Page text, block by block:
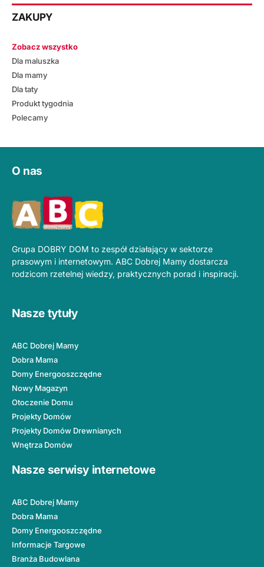
ZAKUPY
Zobacz wszystko
Dla maluszka
Dla mamy
Dla taty
Produkt tygodnia
Polecamy
O nas
Grupa DOBRY DOM to zespół działający w sektorze
prasowym i internetowym. ABC Dobrej Mamy dostarcza
rodzicom rzetelnej wiedzy, praktycznych porad i inspiracji.
Nasze tytuły
ABC Dobrej Mamy
Dobra Mama
Domy Energooszczędne
Nowy Magazyn
Otoczenie Domu
Projekty Domów
Projekty Domów Drewnianych
Wnętrza Domów
Nasze serwisy internetowe
ABC Dobrej Mamy
Dobra Mama
Domy Energooszczędne
Informacje Targowe
Branża Budowlana